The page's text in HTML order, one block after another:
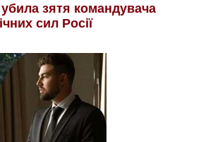
зятя командувача
сил Росії